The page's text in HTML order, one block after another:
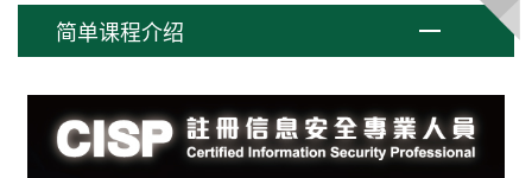
简单课程介绍